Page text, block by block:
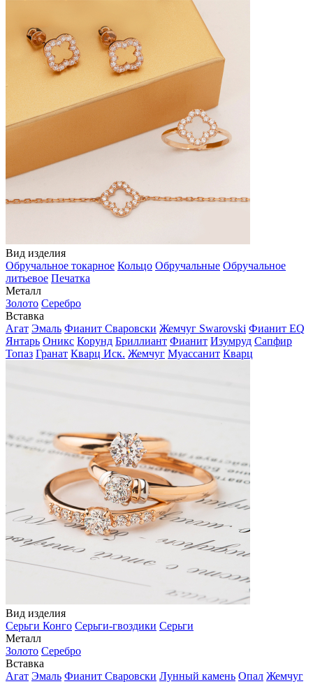
Вид изделия
Обручальное токарное Кольцо Обручальные Обручальное
литьевое Печатка
Металл
Золото Серебро
Вставка
Агат Эмаль Фианит Сваровски Жемчуг Swarovski Фианит EQ
Янтарь Оникс Корунд Бриллиант Фианит Изумруд Сапфир
Топаз Гранат Кварц Иск. Жемчуг Муассанит Кварц
Вид изделия
Серьги Конго Серьги-гвоздики Серьги
Металл
Золото Серебро
Вставка
Агат Эмаль Фианит Сваровски Лунный камень Опал Жемчуг